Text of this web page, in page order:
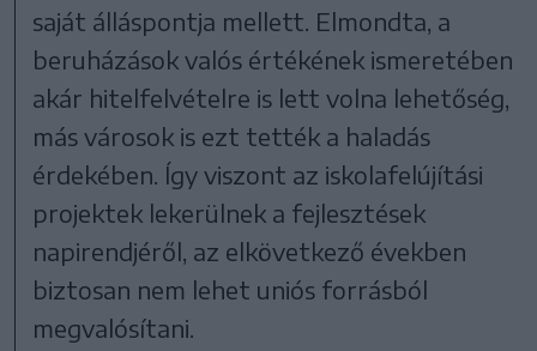
saját álláspontja mellett. Elmondta, a
beruházások valós értékének ismeretében
akár hitelfelvételre is lett volna lehetőség,
más városok is ezt tették a haladás
érdekében. Így viszont az iskolafelújítási
projektek lekerülnek a fejlesztések
napirendjéről, az elkövetkező években
biztosan nem lehet uniós forrásból
megvalósítani.